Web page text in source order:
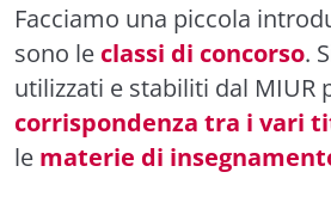
Facciamo una piccola
sono le classi di concorso.
utilizzati e stabiliti dal MIUR
corrispondenza tra i vari
le materie di